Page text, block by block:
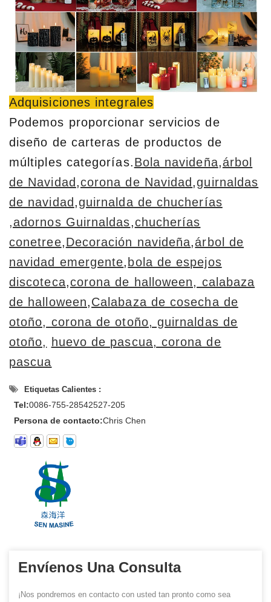
Adquisiciones integrales
Podemos proporcionar servicios de
diseño de carteras de productos de
múltiples categorías.Bola navideña,árbol
de Navidad ,corona de Navidad ,guirnaldas
de navidad ,guirnalda de chucherías
,adornos Guirnaldas,chucherías
conetree,Decoración navideña,árbol de
navidad emergente, bola de espejos
discoteca,corona de halloween, calabaza
de halloween,Calabaza de cosecha de
otoño, corona de otoño, guirnaldas de
otoño,
huevo de pascua, corona de
pascua
Etiquetas Calientes :
Tel:0086-755-28542527-205
Persona de contacto:Chris Chen
Envíenos Una Consulta
¡Nos pondremos en contacto con usted tan pronto como sea